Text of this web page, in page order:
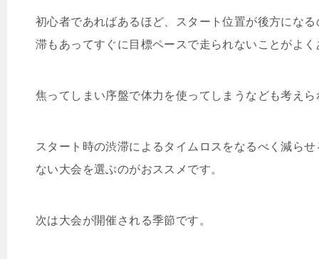
初心者であればあるほど、スタート位置が後方にな
滞もあってすぐに目標ペースで走られないことがよ
焦ってしまい序盤で体力を使ってしまうなども考えら
スタート時の渋滞によるタイムロスをなるべく減ら
ない大会を選ぶのがおススメです。
次は大会が開催される季節です。